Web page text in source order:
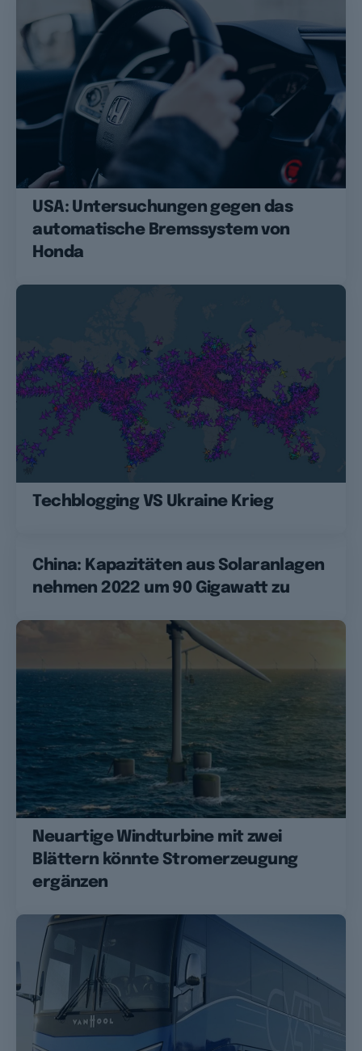
USA: Untersuchungen gegen das
automatische Bremssystem von
Honda
Techblogging VS Ukraine Krieg
China: Kapazitäten aus Solaranlagen
nehmen 2022 um 90 Gigawatt zu
Neuartige Windturbine mit zwei
Blättern könnte Stromerzeugung
ergänzen